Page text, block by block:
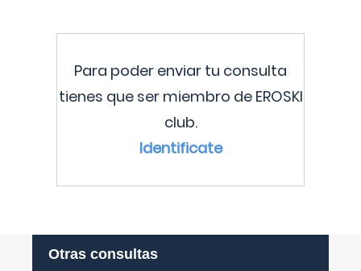
Para poder enviar tu consulta
tienes que ser miembro de EROSKI
club.
Identificate
Otras consultas